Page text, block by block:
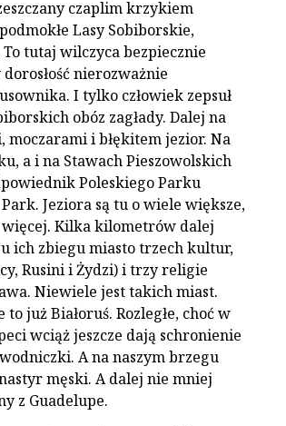
czaplim krzykiem
Lasy Sobiborskie,
tutaj wilczyca bezpiecznie
nierozważnie
I tylko człowiek zepsuł
obóz zagłady. Dalej na
i błękitem jezior. Na
a i na Stawach Pieszowolskich
Poleskiego Parku
Jeziora są tu o wiele większe,
Kilka kilometrów dalej
ich zbiegu miasto trzech kultur,
Rusini i Żydzi) i trzy religie
Niewiele jest takich miast.
już Białoruś. Rozległe, choć w
wciąż jeszcze dają schronienie
A na naszym brzegu
męski. A dalej nie mniej
z Guadelupe.